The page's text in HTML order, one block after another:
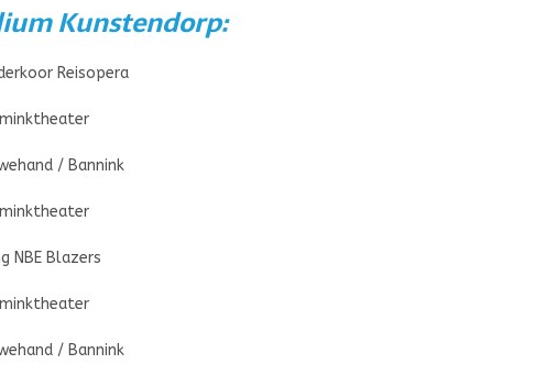
Kunstendorp:
Reisopera
/ Bannink
NBE Blazers
/ Bannink